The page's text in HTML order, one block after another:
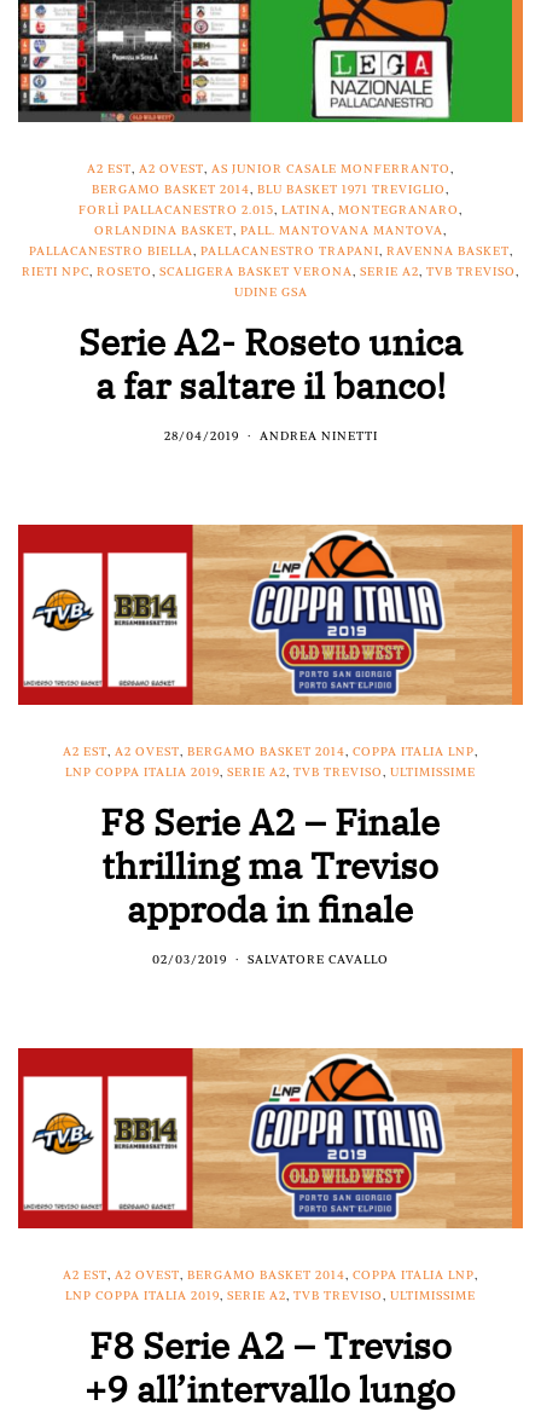
A2 EST, A2 OVEST, AS JUNIOR CASALE MONFERRANTO,
BERGAMO BASKET 2014, BLU BASKET 1971 TREVIGLIO,
FORLÌ PALLACANESTRO 2.015, LATINA, MONTEGRANARO,
ORLANDINA BASKET, PALL. MANTOVANA MANTOVA,
PALLACANESTRO BIELLA, PALLACANESTRO TRAPANI, RAVENNA BASKET,
RIETI NPC, ROSETO, SCALIGERA BASKET VERONA, SERIE A2, TVB TREVISO,
UDINE GSA
Serie A2- Roseto unica
a far saltare il banco!
28/04/2019 ANDREA NINETTI
A2 EST, A2 OVEST, BERGAMO BASKET 2014, COPPA ITALIA LNP,
LNP COPPA ITALIA 2019, SERIE A2, TVB TREVISO, ULTIMISSIME
F8 Serie A2 – Finale
thrilling ma Treviso
approda in finale
02/03/2019 SALVATORE CAVALLO
A2 EST, A2 OVEST, BERGAMO BASKET 2014, COPPA ITALIA LNP,
LNP COPPA ITALIA 2019, SERIE A2, TVB TREVISO, ULTIMISSIME
F8 Serie A2 – Treviso
+9 all’intervallo lungo